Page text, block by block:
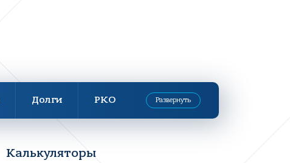
Долги РКО Развернуть
Калькуляторы